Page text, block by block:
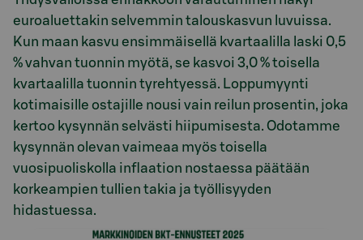
euroaluettakin selvemmin talouskasvun luvuissa.
Kun maan kasvu ensimmäisellä kvartaalilla laski 0,5
% vahvan tuonnin myötä, se kasvoi 3,0 % toisella
kvartaalilla tuonnin tyrehtyessä. Loppumyynti
kotimaisille ostajille nousi vain reilun prosentin, joka
kertoo kysynnän selvästi hiipumisesta. Odotamme
kysynnän olevan vaimeaa myös toisella
vuosipuoliskolla inflaation nostaessa päätään
korkeampien tullien takia ja työllisyyden
hidastuessa.